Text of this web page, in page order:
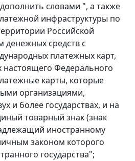
словами ", а также
инфраструктуры по
Российской
средств с
платежных карт,
настоящего Федерального
карты, которые
организациями,
и более государствах, и на
товарный знак (знак
иностранному
законом которого
государства";